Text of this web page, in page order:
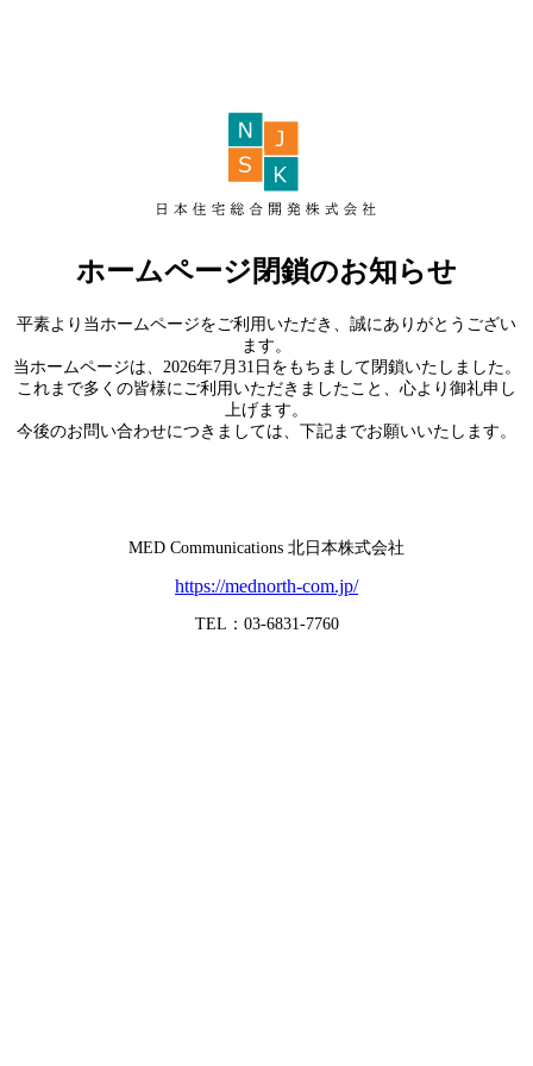
ホームページ閉鎖のお知らせ
平素より当ホームページをご利用いただき、誠にありがとうござい
ます。
当ホームページは、2026年7月31日をもちまして閉鎖いたしました。
これまで多くの皆様にご利用いただきましたこと、心より御礼申し
上げます。
今後のお問い合わせにつきましては、下記までお願いいたします。
MED Communications 北日本株式会社
https://mednorth-com.jp/
TEL：03-6831-7760